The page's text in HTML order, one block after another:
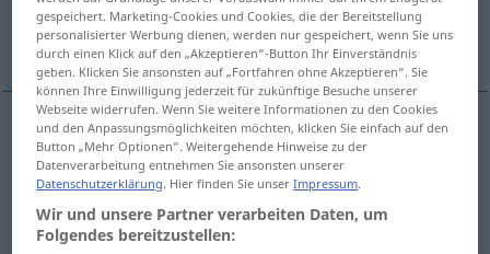
struktúra, zgrádba, sestàv
struktúra,zgrádba Gefüge
sestàv Gefüge
gespeichert. Marketing-Cookies und Cookies, die der Bereitstellung
personalisierter Werbung dienen, werden nur gespeichert, wenn Sie uns
durch einen Klick auf den „Akzeptieren“-Button Ihr Einverständnis
geben. Klicken Sie ansonsten auf „Fortfahren ohne Akzeptieren“. Sie
können Ihre Einwilligung jederzeit für zukünftige Besuche unserer
Webseite widerrufen. Wenn Sie weitere Informationen zu den Cookies
und den Anpassungsmöglichkeiten möchten, klicken Sie einfach auf den
Button „Mehr Optionen“. Weitergehende Hinweise zu der
Datenverarbeitung entnehmen Sie ansonsten unserer
Datenschutzerklärung. Hier finden Sie unserImpressum.
Wir und unsere Partner verarbeiten Daten, um
Folgendes bereitzustellen: